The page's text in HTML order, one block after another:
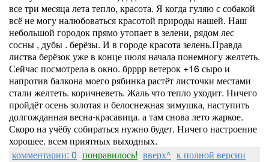
все три месяца лета тепло, красота. Я когда гуляю с собакой
всё не могу налюбоваться красотой природы нашей. Наш
небольшой городок прямо утопает в зелени, рядом лес
сосны , дубы . берёзы. И в городе красота зелень.Правда
листва берёзок уже в конце июля начала понемногу желтеть.
Сейчас посмотрела в окно. брррр ветерок +16 сыро и
напротив балкона моего рябинка растёт листочки местами
стали желтеть. коричневеть. Жаль что тепло уходит. Ничего
пройдёт осень золотая и белоснежная зимушка, наступить
долгожданная весна-красавица. а там снова лето жаркое.
Скоро на учёбу собираться нужно будет. Ничего настроение
хорошее. всем приятных выходных.
комментарии: 0 понравилось! вверх^ к полной версии